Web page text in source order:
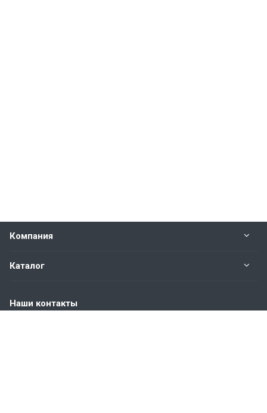
Компания
Каталог
Наши контакты